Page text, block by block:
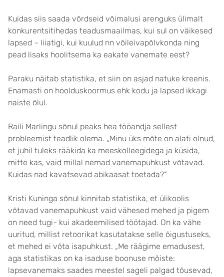
Kuidas siis saada võrdseid võimalusi arenguks ülimalt
konkurentsitihedas teadusmaailmas, kui sul on väikesed
lapsed – liiatigi, kui kuulud nn võileivapõlvkonda ning
pead lisaks hoolitsema ka eakate vanemate eest?
Paraku näitab statistika, et siin on asjad natuke kreenis.
Enamasti on hoolduskoormus ehk kodu ja lapsed ikkagi
naiste õlul.
Raili Marlingu sõnul peaks hea tööandja sellest
probleemist teadlik olema. „Minu üks mõte on alati olnud,
et juhil tuleks rääkida ka meeskolleegidega ja küsida,
mitte kas, vaid millal nemad vanemapuhkust võtavad.
Kuidas nad kavatsevad abikaasat toetada?“
Kristi Kuninga sõnul kinnitab statistika, et ülikoolis
võtavad vanemapuhkust vaid vähesed mehed ja pigem
on need tugi- kui akadeemilised töötajad. On ka vähe
uuritud, millist retoorikat kasutatakse selle õigustuseks,
et mehed ei võta isapuhkust. „Me räägime emadusest,
aga statistikas on ka isaduse boonuse mõiste:
lapsevanemaks saades meestel sageli palgad tõusevad,